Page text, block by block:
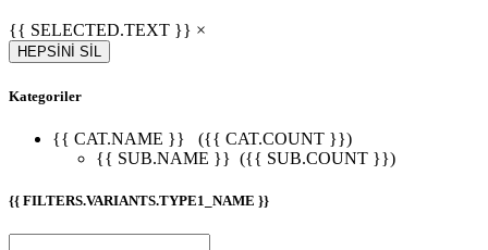
{{ SELECTED.TEXT }} ×
HEPSİNİ SİL
Kategoriler
{{ CAT.NAME }}
({{ CAT.COUNT }})
{{ SUB.NAME }} ({{ SUB.COUNT }})
{{ FILTERS.VARIANTS.TYPE1_NAME }}